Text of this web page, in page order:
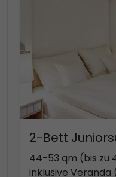
2-Bett
44-53 qm (bis zu
inklusive Veranda